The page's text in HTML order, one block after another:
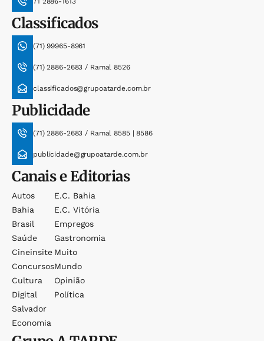
Classificados
(71) 99965-8961
(71) 2886-2683 / Ramal 8526
classificados@grupoatarde.com.br
Publicidade
(71) 2886-2683 / Ramal 8585 | 8586
publicidade@grupoatarde.com.br
Canais e Editorias
Autos
Bahia
Brasil
Saúde
Cineinsite
Concursos
Cultura
Digital
Salvador
Economia
E.c. Bahia
E.c. Vitória
Empregos
Gastronomia
Muito
Mundo
Opinião
Política